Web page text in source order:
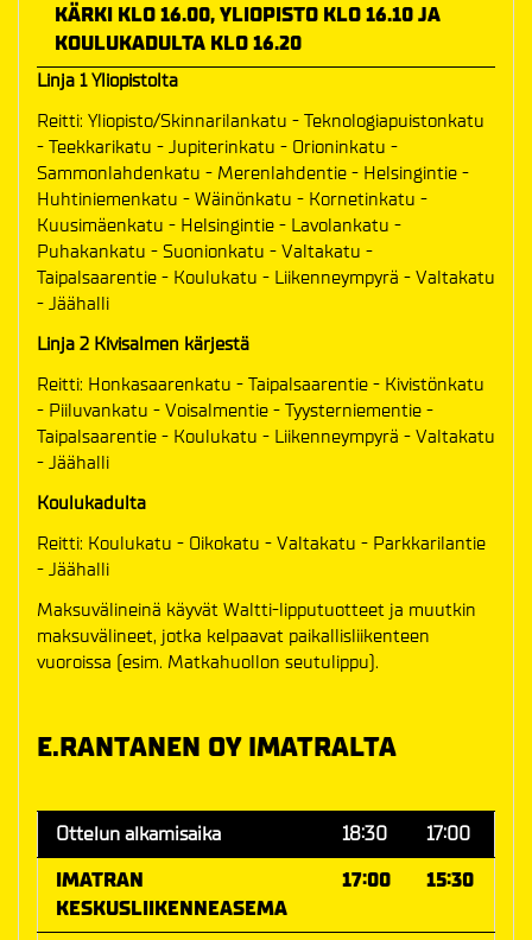
KÄRKI KLO 16.00, YLIOPISTO KLO 16.10 JA
KOULUKADULTA KLO 16.20
Linja 1 Yliopistolta
Reitti: Yliopisto/Skinnarilankatu - Teknologiapuistonkatu
- Teekkarikatu - Jupiterinkatu - Orioninkatu -
Sammonlahdenkatu - Merenlahdentie - Helsingintie -
Huhtiniemenkatu - Wäinönkatu - Kornetinkatu -
Kuusimäenkatu - Helsingintie - Lavolankatu -
Puhakankatu - Suonionkatu - Valtakatu -
Taipalsaarentie - Koulukatu - Liikenneympyrä - Valtakatu
- Jäähalli
Linja 2 Kivisalmen kärjestä
Reitti: Honkasaarenkatu - Taipalsaarentie - Kivistönkatu
- Piiluvankatu - Voisalmentie - Tyysterniementie -
Taipalsaarentie - Koulukatu - Liikenneympyrä - Valtakatu
- Jäähalli
Koulukadulta
Reitti: Koulukatu - Oikokatu - Valtakatu - Parkkarilantie
- Jäähalli
Maksuvälineinä käyvät Waltti-lipputuotteet ja muutkin
maksuvälineet, jotka kelpaavat paikallisliikenteen
vuoroissa (esim. Matkahuollon seutulippu).
E.RANTANEN OY IMATRALTA
Ottelun alkamisaika 18:30
17:00
IMATRAN
KESKUSLIIKENNEASEMA
17:00 15:30